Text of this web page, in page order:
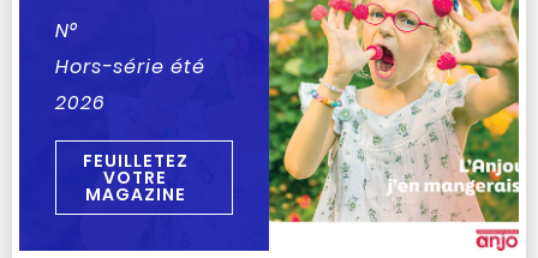
N°
Hors-série été
2026
FEUILLETEZ
VOTRE
MAGAZINE